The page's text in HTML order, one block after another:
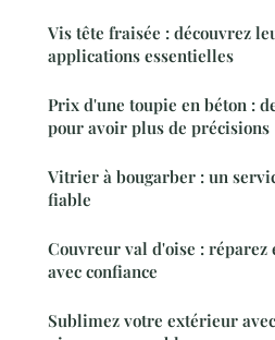
Vis tête fraisée : découvrez
applications essentielles
Prix d'une toupie en béton :
pour avoir plus de précisions
Vitrier à bougarber : un
fiable
Couvreur val d'oise : réparez
avec confiance
Sublimez votre extérieur